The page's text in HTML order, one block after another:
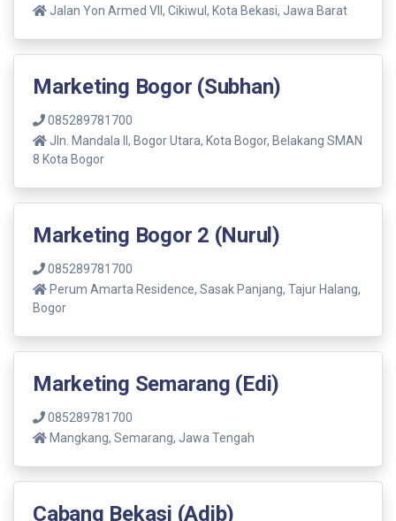
Jalan Yon Armed VII, Cikiwul, Kota Bekasi, Jawa Barat
Marketing Bogor (Subhan)
085289781700
Jln. Mandala ll, Bogor Utara, Kota Bogor, Belakang SMAN
8 Kota Bogor
Marketing Bogor 2 (Nurul)
085289781700
Perum Amarta Residence, Sasak Panjang, Tajur Halang,
Bogor
Marketing Semarang (Edi)
085289781700
Mangkang, Semarang, Jawa Tengah
Cabang Bekasi (Adib)